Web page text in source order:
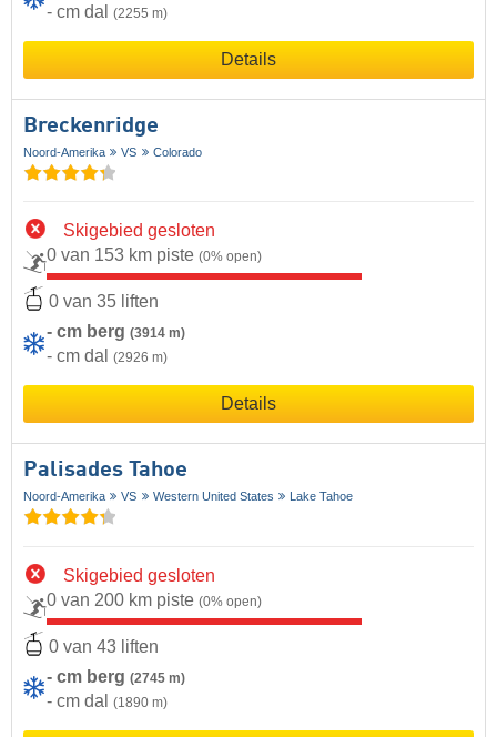
- cm dal (2255 m)
Details
Breckenridge
Noord-Amerika VS Colorado
Skigebied gesloten
0 van 153 km piste (0% open)
0 van 35 liften
- cm berg (3914 m)
- cm dal (2926 m)
Details
Palisades Tahoe
Noord-Amerika VS Western United States Lake Tahoe
Skigebied gesloten
0 van 200 km piste (0% open)
0 van 43 liften
- cm berg (2745 m)
- cm dal (1890 m)